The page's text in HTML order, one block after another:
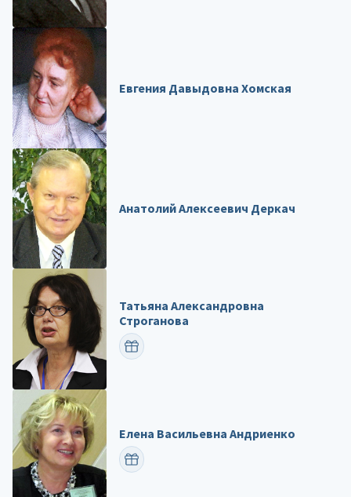
Евгения Давыдовна Хомская
Анатолий Алексеевич Деркач
Татьяна Александровна
Строганова
ПОЗДРАВИТЬ
Елена Васильевна Андриенко
ПОЗДРАВИТЬ